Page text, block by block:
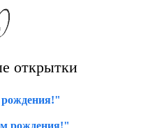
открытки